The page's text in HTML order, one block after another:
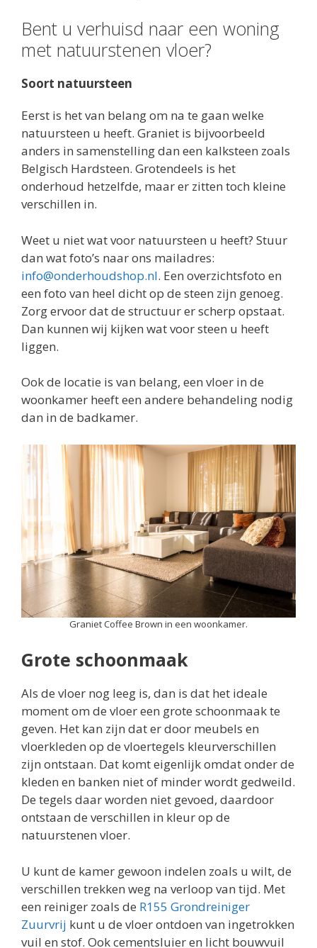
Bent u verhuisd naar een woning
met natuurstenen vloer?
Soort natuursteen
Eerst is het van belang om na te gaan welke
natuursteen u heeft. Graniet is bijvoorbeeld
anders in samenstelling dan een kalksteen zoals
Belgisch Hardsteen. Grotendeels is het
onderhoud hetzelfde, maar er zitten toch kleine
verschillen in.
Weet u niet wat voor natuursteen u heeft? Stuur
dan wat foto’s naar ons mailadres:
info@onderhoudshop.nl. Een overzichtsfoto en
een foto van heel dicht op de steen zijn genoeg.
Zorg ervoor dat de structuur er scherp opstaat.
Dan kunnen wij kijken wat voor steen u heeft
liggen.
Ook de locatie is van belang, een vloer in de
woonkamer heeft een andere behandeling nodig
dan in de badkamer.
Graniet Coffee Brown in een woonkamer.
Grote schoonmaak
Als de vloer nog leeg is, dan is dat het ideale
moment om de vloer een grote schoonmaak te
geven. Het kan zijn dat er door meubels en
vloerkleden op de vloertegels kleurverschillen
zijn ontstaan. Dat komt eigenlijk omdat onder de
kleden en banken niet of minder wordt gedweild.
De tegels daar worden niet gevoed, daardoor
ontstaan de verschillen in kleur op de
natuurstenen vloer.
U kunt de kamer gewoon indelen zoals u wilt, de
verschillen trekken weg na verloop van tijd. Met
een reiniger zoals de R155 Grondreiniger
Zuurvrij kunt u de vloer ontdoen van ingetrokken
vuil en stof. Ook cementsluier en licht bouwvuil